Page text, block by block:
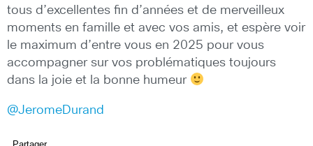
tous d’excellentes fin d’années et de merveilleux
moments en famille et avec vos amis, et espère voir
le maximum d’entre vous en 2025 pour vous
accompagner sur vos problématiques toujours
dans la joie et la bonne humeur
@JeromeDurand